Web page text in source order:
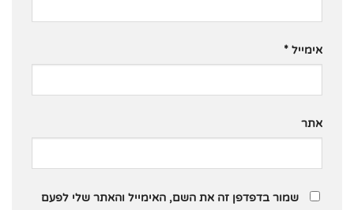
אימייל *
אתר
שמור בדפדפן זה את השם, האימייל והאתר שלי לפעם